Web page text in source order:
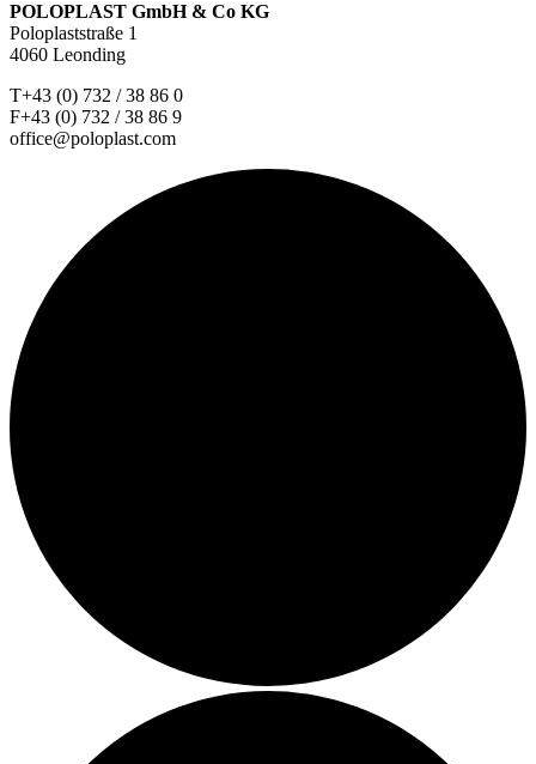
POLOPLAST GmbH & Co KG
Poloplaststraße 1
4060 Leonding
T+43 (0) 732 / 38 86 0
F+43 (0) 732 / 38 86 9
office@poloplast.com